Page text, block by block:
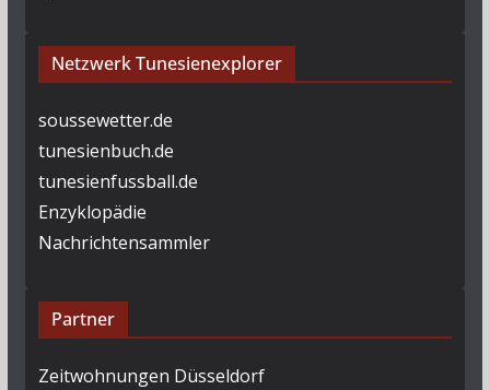
Netzwerk Tunesienexplorer
soussewetter.de
tunesienbuch.de
tunesienfussball.de
Enzyklopädie
Nachrichtensammler
Partner
Zeitwohnungen Düsseldorf